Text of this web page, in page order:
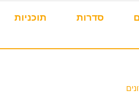
סדרות תוכניות